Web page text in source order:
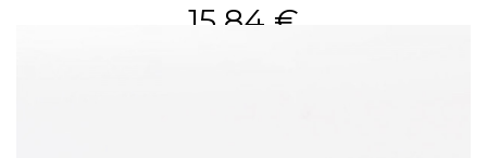
15,84 €